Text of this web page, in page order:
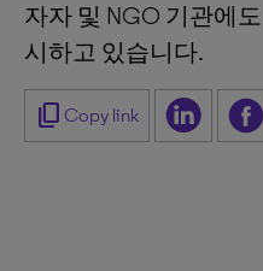
자자 및 NGO 기관에
시하고 있습니다.
content_copy Copy link